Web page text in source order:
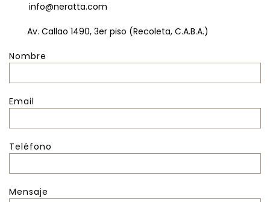
info@neratta.com
Av. Callao 1490, 3er piso (Recoleta, C.A.B.A.)
Nombre
Email
Teléfono
Mensaje